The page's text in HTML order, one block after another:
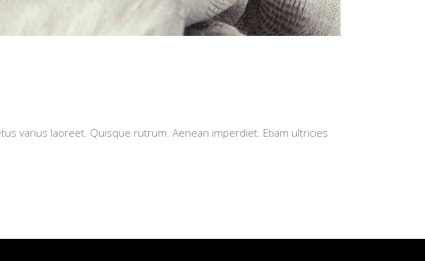
varius laoreet. Quisque rutrum. Aenean imperdiet. Etiam ultricies